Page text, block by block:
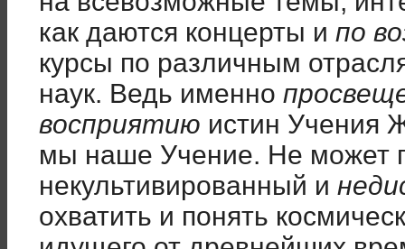
как даются концерты и по
курсы по различным
наук. Ведь именно
восприятию истин Учения
мы наше Учение. Не может
некультивированный и
охватить и понять